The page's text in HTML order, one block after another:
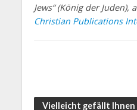
Jews“ (König der Juden),
Christian Publications
Vielleicht gefällt Ihnen